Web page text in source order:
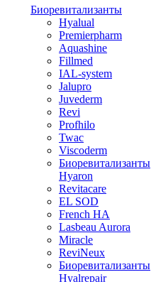
Биоревитализанты
Hyalual
Premierpharm
Aquashine
Fillmed
IAL-system
Jalupro
Juvederm
Revi
Profhilo
Twac
Viscoderm
Биоревитализанты
Hyaron
Revitacare
EL SOD
French HA
Lasbeau Aurora
Miracle
ReviNeux
Биоревитализанты
Hyalrepair